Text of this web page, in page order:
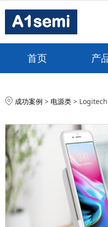
首页 产
Logitech
成功案例 > 电源类 >